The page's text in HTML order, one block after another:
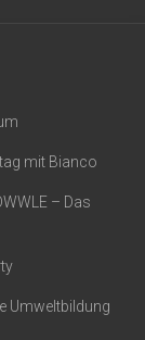
mit Bianco
– Das
Umweltbildung